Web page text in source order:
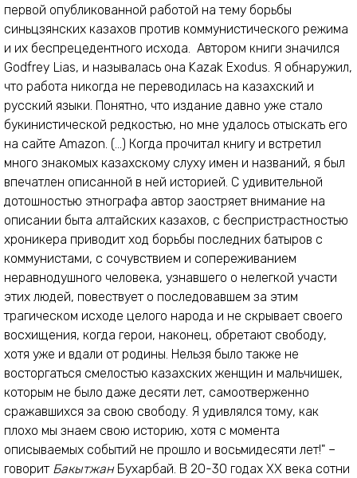
первой опубликованной работой на тему борьбы
синьцзянских казахов против коммунистического режима
и их беспрецедентного исхода. Автором книги значился
Godfrey Lias, и называлась она Kazak Exodus. Я обнаружил,
что работа никогда не переводилась на казахский и
русский языки. Понятно, что издание давно уже стало
букинистической редкостью, но мне удалось отыскать его
на сайте Amazon. (...) Когда прочитал книгу и встретил
много знакомых казахскому слуху имен и названий, я был
впечатлен описанной в ней историей. С удивительной
дотошностью этнографа автор заостряет внимание на
описании быта алтайских казахов, с беспристрастностью
хроникера приводит ход борьбы последних батыров с
коммунистами, с сочувствием и сопереживанием
неравнодушного человека, узнавшего о нелегкой участи
этих людей, повествует о последовавшем за этим
трагическом исходе целого народа и не скрывает своего
восхищения, когда герои, наконец, обретают свободу,
хотя уже и вдали от родины. Нельзя было также не
восторгаться смелостью казахских женщин и мальчишек,
которым не было даже десяти лет, самоотверженно
сражавшихся за свою свободу. Я удивлялся тому, как
плохо мы знаем свою историю, хотя с момента
описываемых событий не прошло и восьмидесяти лет!" –
говорит Бакытжан Бухарбай. В 20-30 годах XX века сотни